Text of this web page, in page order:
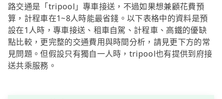
路交通是「tripool」專車接送，不過如果想兼顧花費預
算，計程車在1~8人時能最省錢。以下表格中的資料是預
設在1人時，專車接送、租車自駕、計程車、高鐵的優缺
點比較，更完整的交通費用與時間分析，請見更下方的常
見問題。但假設只有獨自一人時，tripool也有提供到府接
送共乘服務。